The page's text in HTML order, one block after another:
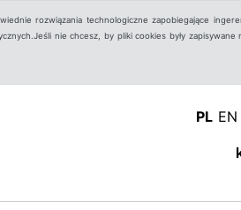
rozwiązania technologiczne zapobiegające
nie chcesz, by pliki cookies były zapisywane
PL EN